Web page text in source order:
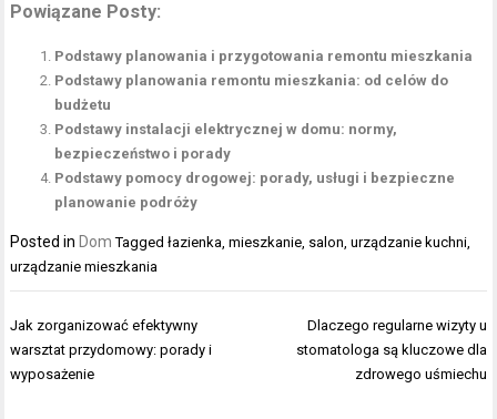
Powiązane Posty:
Podstawy planowania i przygotowania remontu mieszkania
Podstawy planowania remontu mieszkania: od celów do
budżetu
Podstawy instalacji elektrycznej w domu: normy,
bezpieczeństwo i porady
Podstawy pomocy drogowej: porady, usługi i bezpieczne
planowanie podróży
Posted in Dom Taggedłazienka,mieszkanie, salon,urządzanie kuchni,
urządzanie mieszkania
Nawigacja
wpisu
Jak zorganizować efektywny
warsztat przydomowy: porady i
wyposażenie
Dlaczego regularne wizyty u
stomatologa są kluczowe dla
zdrowego uśmiechu